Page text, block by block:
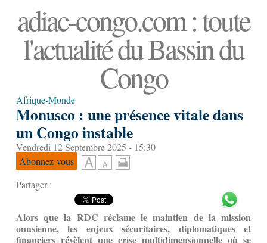
adiac-congo.com : toute
l'actualité du Bassin du
Congo
Afrique-Monde
Monusco : une présence vitale dans
un Congo instable
Vendredi 12 Septembre 2025 - 15:30
Abonnez-vous
Partager :
Alors que la RDC réclame le maintien de la mission
onusienne, les enjeux sécuritaires, diplomatiques et
financiers révèlent une crise multidimensionnelle où se